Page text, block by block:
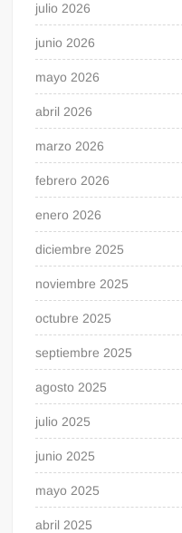
julio 2026
junio 2026
mayo 2026
abril 2026
marzo 2026
febrero 2026
enero 2026
diciembre 2025
noviembre 2025
octubre 2025
septiembre 2025
agosto 2025
julio 2025
junio 2025
mayo 2025
abril 2025